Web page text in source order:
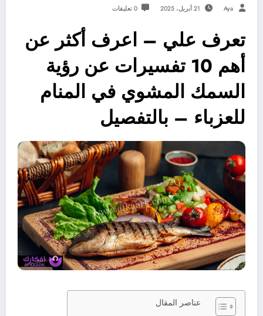
Aya 21 أبريل، 2025 0 تعليقات
تعرف علي – اعرف أكثر عن
أهم 10 تفسيرات عن رؤية
السمك المشوي في المنام
للعزباء – بالتفصيل
عناصر المقال